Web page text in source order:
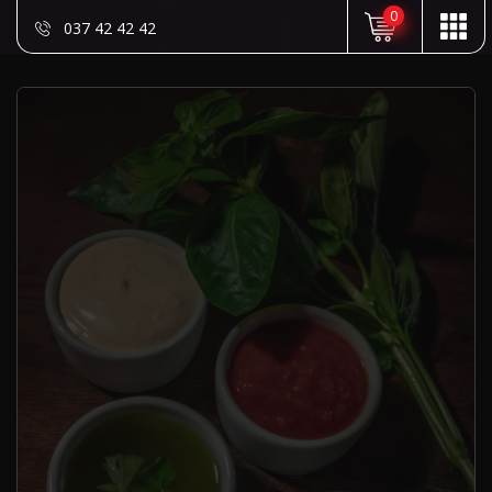
037 42 42 42
0